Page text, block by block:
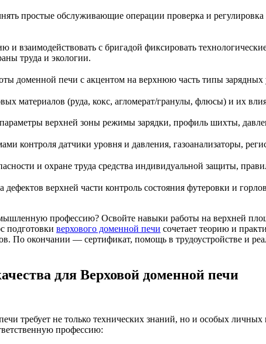
простые обслуживающие операции проверка и регулировка
и взаимодействовать с бригадой фиксировать
труда и экологии.
доменной печи с акцентом на верхнюю часть типы зарядных
материалов (руда, кокс, агломерат/гранулы, флюсы) и их
верхней зоны режимы зарядки, профиль шихты,
контроля датчики уровня и давления, газоанализаторы,
и охране труда средства индивидуальной защиты,
дефектов верхней части контроль состояния футеровки и
профессию? Освойте навыки работы на верхней
подготовки верхового доменной печи сочетает теорию и
По окончании — сертификат, помощь в трудоустройстве и
для Верховой доменной печи
требует не только технических знаний, но и особых
профессию: